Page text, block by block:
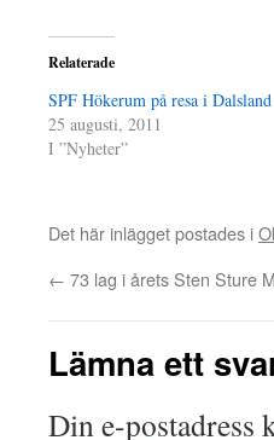
Relaterade
SPF Hökerum på resa i Dalsland
25 augusti, 2011
I ”Nyheter”
Det här inlägget postades i
← 73 lag i årets Sten Sture
Lämna ett
Din e-postadress